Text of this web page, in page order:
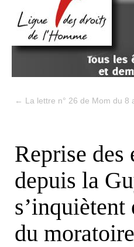
← La lettre n° 26 de Mom du 8
Reprise
depuis la
s’inquiètent
du moratoire